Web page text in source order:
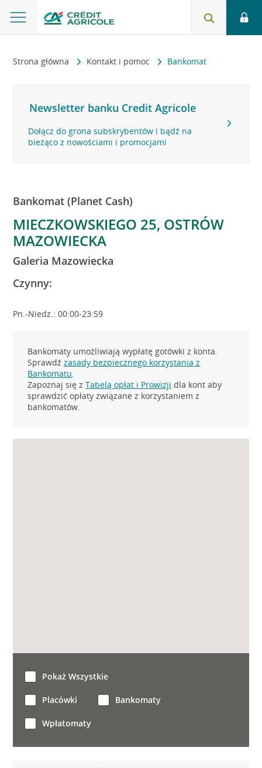
Strona główna Kontakt i pomoc Bankomat
Newsletter banku Credit Agricole
Dołącz do grona subskrybentów i bądź na
bieżąco z nowościami i promocjami
Bankomat (Planet Cash)
MIECZKOWSKIEGO 25, OSTRÓW
MAZOWIECKA
Galeria Mazowiecka
Czynny:
Pn.-Niedz.: 00:00-23:59
Bankomaty umożliwiają wypłatę gotówki z konta.
Sprawdźzasady bezpiecznego korzystania z
Bankomatu.
Zapoznaj się zTabelą opłat i Prowizji dla kont aby
sprawdzić opłaty związane z korzystaniem z
bankomatów.
Pokaż Wszystkie
Placówki Bankomaty
Wpłatomaty